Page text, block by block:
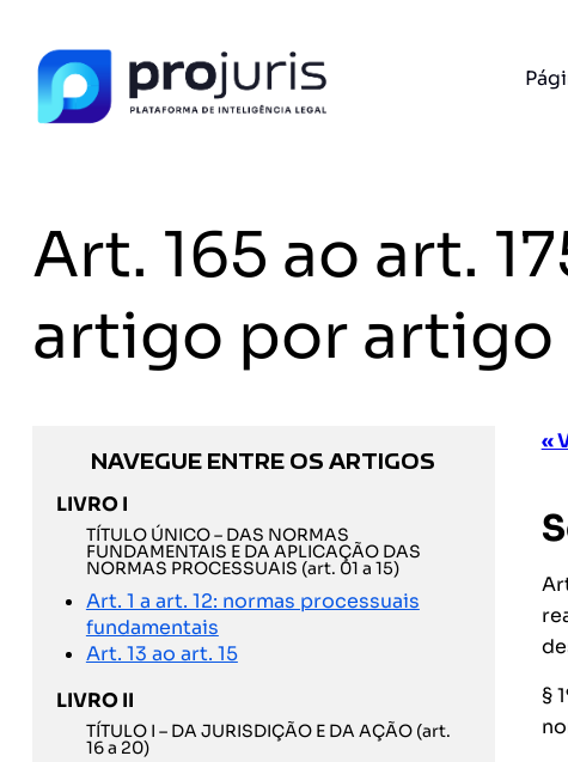
Art. 165 ao art.
artigo por artigo
NAVEGUE ENTRE OS ARTIGOS
LIVRO I
TÍTULO ÚNICO – DAS NORMAS
FUNDAMENTAIS E DA APLICAÇÃO DAS
NORMAS PROCESSUAIS (art. 01 a 15)
Art. 1 a art. 12: normas processuais
fundamentais
Art. 13 ao art. 15
LIVRO II
TÍTULO I – DA JURISDIÇÃO E DA AÇÃO (art.
16 a 20)
«
§